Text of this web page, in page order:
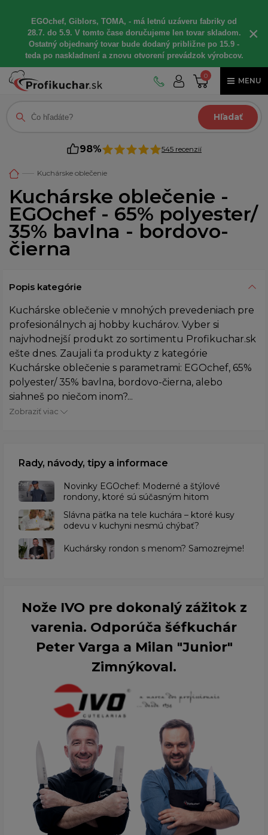
EGOchef, Giblors, TOMA, - má letnú uzáveru fabriky od
28.7. do 5.9. V tomto čase doručujeme len tovar skladom.
Ostatný objednaný tovar bude dodaný približne po 15.9 -
teda po naskladnení a znovu otvorení prevádzok výrobcov.
×
0
MENU
Hľadať
98% 545 recenzií
Kuchárske oblečenie
Kuchárske oblečenie -
EGOchef - 65% polyester/
35% bavlna - bordovo-
čierna
Popis kategórie
Kuchárske oblečenie v mnohých prevedeniach pre
profesionálnych aj hobby kuchárov. Vyber si
najvhodnejší produkt zo sortimentu Profikuchar.sk
ešte dnes. Zaujali ťa produkty z kategórie
Kuchárske oblečenie s parametrami: EGOchef, 65%
polyester/ 35% bavlna, bordovo-čierna, alebo
siahneš po niečom inom?...
Zobraziť viac
Rady, návody, tipy a informace
Novinky EGOchef: Moderné a štýlové
rondony, ktoré sú súčasným hitom
Slávna päťka na tele kuchára – ktoré kusy
odevu v kuchyni nesmú chýbať?
Kuchársky rondon s menom? Samozrejme!
Nože IVO pre dokonalý zážitok z
varenia. Odporúča šéfkuchár
Peter Varga a Milan "Junior"
Zimnýkoval.